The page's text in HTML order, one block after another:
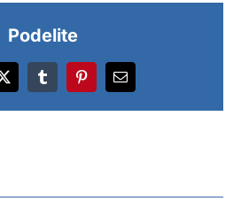
Podelite
X TumblrPinterestEmail